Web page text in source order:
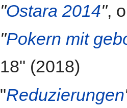
"Ostara 2014",
"Pokern mit
18" (2018)
"Reduzierungen